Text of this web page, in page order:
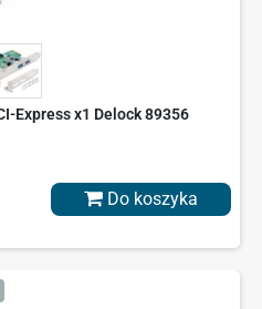
Express x1 Delock 89356
Do koszyka